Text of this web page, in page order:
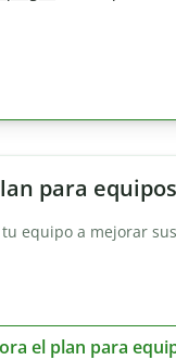
para equipos
equipo a mejorar
el plan para